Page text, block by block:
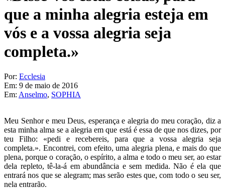
que a minha alegria esteja em
vós e a vossa alegria seja
completa.»
Por: Ecclesia
Em: 9 de maio de 2016
Em: Anselmo, SOPHIA
Meu Senhor e meu Deus, esperança e alegria do meu coração, diz a
esta minha alma se a alegria em que está é essa de que nos dizes, por
teu Filho: «pedi e recebereis, para que a vossa alegria seja
completa.». Encontrei, com efeito, uma alegria plena, e mais do que
plena, porque o coração, o espírito, a alma e todo o meu ser, ao estar
dela repleto, tê-la-á em abundância e sem medida. Não é ela que
entrará nos que se alegram; mas serão estes que, com todo o seu ser,
nela entrarão.